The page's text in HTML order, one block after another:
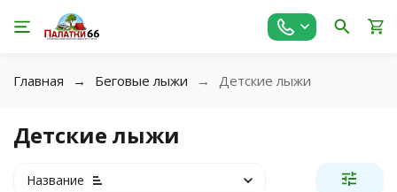
Главная Беговые лыжи Детские лыжи
Детские лыжи
Название